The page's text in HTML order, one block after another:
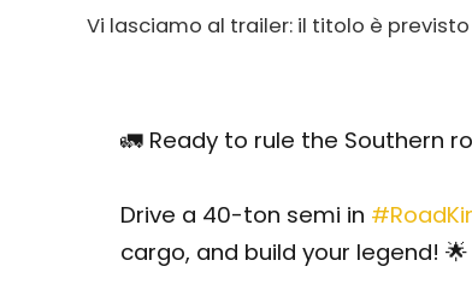
Vi lasciamo al trailer: il titolo è
🚛 Ready to rule the Southern
Drive a 40-ton semi in
cargo, and build your legend! 🌟